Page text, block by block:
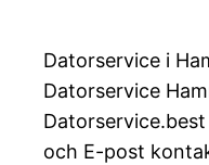
Datorservice i
Datorservice
och E-post